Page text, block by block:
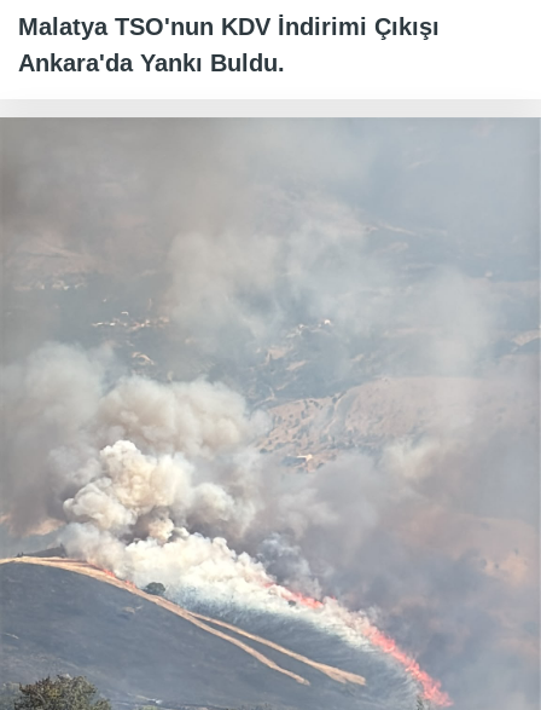
Malatya TSO'nun KDV İndirimi Çıkışı
Ankara'da Yankı Buldu.